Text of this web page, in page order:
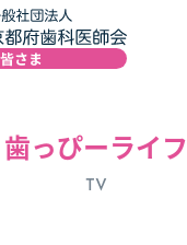
歯っぴーライフ
TV